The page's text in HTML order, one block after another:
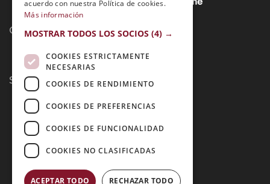
Contacto:
Síguenos:
acuerdo con nuestra Política de cookies.
Más información
MOSTRAR TODOS LOS SOCIOS (4) →
COOKIES ESTRICTAMENTE
NECESARIAS
COOKIES DE RENDIMIENTO
COOKIES DE PREFERENCIAS
COOKIES DE FUNCIONALIDAD
COOKIES NO CLASIFICADAS
ACEPTAR TODO RECHAZAR TODO